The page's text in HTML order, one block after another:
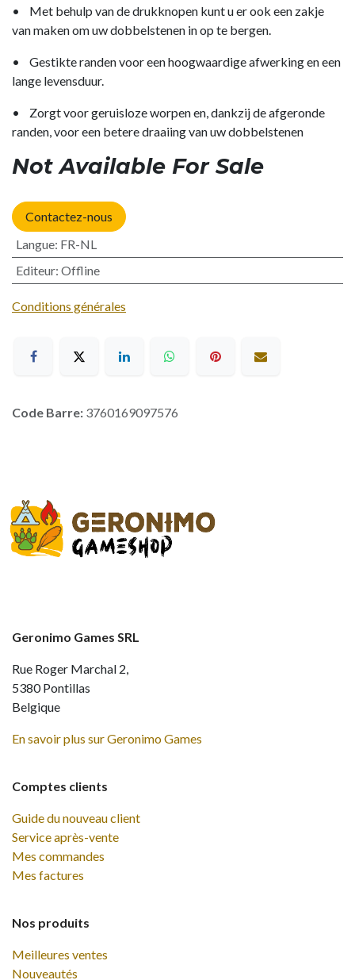
• Met behulp van de drukknopen kunt u er ook een zakje
van maken om uw dobbelstenen in op te bergen.
• Gestikte randen voor een hoogwaardige afwerking en een
lange levensduur.
• Zorgt voor geruisloze worpen en, dankzij de afgeronde
randen, voor een betere draaiing van uw dobbelstenen
Not Available For Sale
Contactez-nous
Langue: FR-NL
Editeur: Offline
Conditions générales
Code Barre: 3760169097576
Comptes clients
Guide du nouveau client
Service après-vente
Mes commandes
Mes factures
Nos produits
Meilleures ventes
Nouveautés
Geronimo Games SRL
Rue Roger Marchal 2,
5380 Pontillas
Belgique
En savoir plus sur Geronimo Games